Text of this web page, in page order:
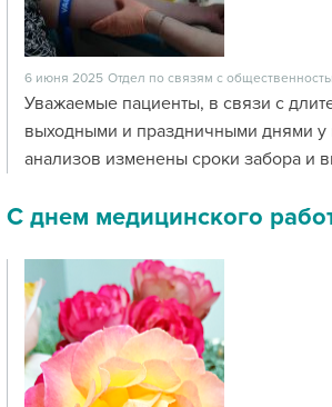
6 июня 2025 Отдел по связям с
Уважаемые пациенты, в связи с
выходными и праздничными днями у
анализов изменены сроки забора и
С днем медицинского